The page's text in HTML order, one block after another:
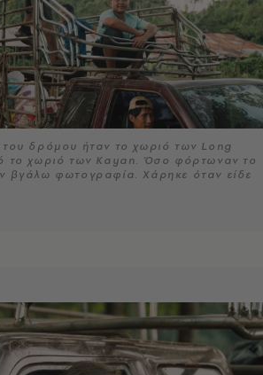
του δρόμου ήταν το χωριό των Long
το χωριό των Kayan. Όσο φόρτωναν το
βγάλω φωτογραφία. Χάρηκε όταν είδε